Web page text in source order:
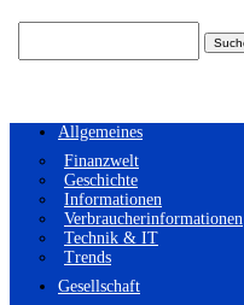
Allgemeines
Finanzwelt
Geschichte
Informationen
Verbraucherinformationen
Technik & IT
Trends
Gesellschaft